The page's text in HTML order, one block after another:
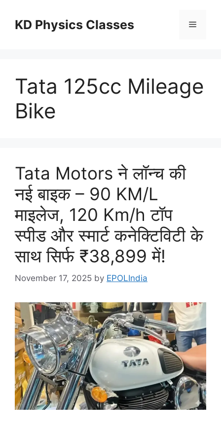
contentKD Physics Classes Menu
Tata 125cc Mileage
Bike
Tata Motors ने लॉन्च की
नई बाइक – 90 KM/L
माइलेज, 120 Km/h टॉप
स्पीड और स्मार्ट कनेक्टिविटी के
साथ सिर्फ ₹38,899 में!
November 17, 2025 by EPOLIndia